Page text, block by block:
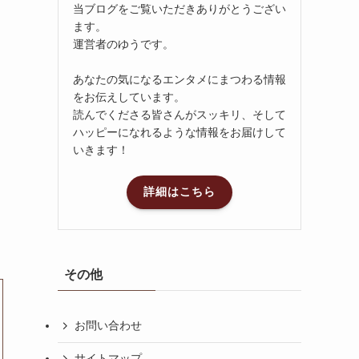
当ブログをご覧いただきありがとうござい
ます。
運営者のゆうです。
あなたの気になるエンタメにまつわる情報
をお伝えしています。
読んでくださる皆さんがスッキリ、そして
ハッピーになれるような情報をお届けして
いきます！
詳細はこちら
その他
お問い合わせ